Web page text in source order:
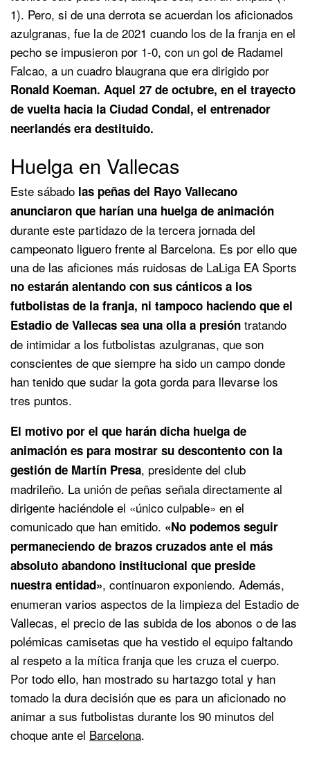
1). Pero, si de una derrota se acuerdan los aficionados
azulgranas, fue la de 2021 cuando los de la franja en el
pecho se impusieron por 1-0, con un gol de Radamel
Falcao, a un cuadro blaugrana que era dirigido por
Ronald Koeman. Aquel 27 de octubre, en el trayecto
de vuelta hacia la Ciudad Condal, el entrenador
neerlandés era destituido.
Huelga en Vallecas
Este sábado las peñas del Rayo Vallecano
anunciaron que harían una huelga de animación
durante este partidazo de la tercera jornada del
campeonato liguero frente al Barcelona. Es por ello que
una de las aficiones más ruidosas de LaLiga EA Sports
no estarán alentando con sus cánticos a los
futbolistas de la franja, ni tampoco haciendo que el
Estadio de Vallecas sea una olla a presión tratando
de intimidar a los futbolistas azulgranas, que son
conscientes de que siempre ha sido un campo donde
han tenido que sudar la gota gorda para llevarse los
tres puntos.
El motivo por el que harán dicha huelga de
animación es para mostrar su descontento con la
gestión de Martín Presa, presidente del club
madrileño. La unión de peñas señala directamente al
dirigente haciéndole el «único culpable» en el
comunicado que han emitido. «No podemos seguir
permaneciendo de brazos cruzados ante el más
absoluto abandono institucional que preside
nuestra entidad», continuaron exponiendo. Además,
enumeran varios aspectos de la limpieza del Estadio de
Vallecas, el precio de las subida de los abonos o de las
polémicas camisetas que ha vestido el equipo faltando
al respeto a la mítica franja que les cruza el cuerpo.
Por todo ello, han mostrado su hartazgo total y han
tomado la dura decisión que es para un aficionado no
animar a sus futbolistas durante los 90 minutos del
choque ante el Barcelona.